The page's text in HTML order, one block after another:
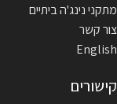
מתקני נינג'ה ביתיים
צור קשר
English
קישורים